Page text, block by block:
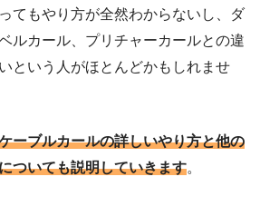
てもやり方が全然わからないし、ダ
ルカール、プリチャーカールとの違
という人がほとんどかもしれませ
ーブルカールの詳しいやり方と他の
ついても説明していきます。